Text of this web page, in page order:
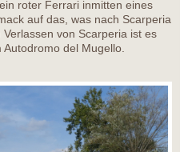
roter Ferrari inmitten eines
auf das, was nach Scarperia
von Scarperia ist es
del Mugello.